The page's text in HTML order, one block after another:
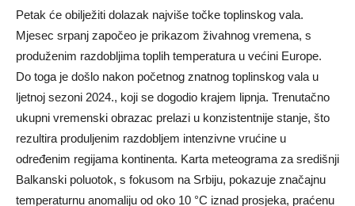
Petak će obilježiti dolazak najviše točke toplinskog vala.
Mjesec srpanj započeo je prikazom živahnog vremena, s
produženim razdobljima toplih temperatura u većini Europe.
Do toga je došlo nakon početnog znatnog toplinskog vala u
ljetnoj sezoni 2024., koji se dogodio krajem lipnja. Trenutačno
ukupni vremenski obrazac prelazi u konzistentnije stanje, što
rezultira produljenim razdobljem intenzivne vrućine u
određenim regijama kontinenta. Karta meteograma za središnji
Balkanski poluotok, s fokusom na Srbiju, pokazuje značajnu
temperaturnu anomaliju od oko 10 °C iznad prosjeka, praćenu